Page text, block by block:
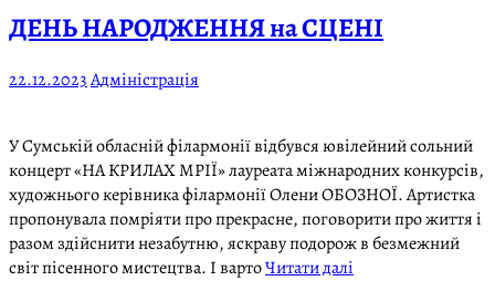
ДЕНЬ НАРОДЖЕННЯ на СЦЕНІ
22.12.2023Адміністрація
У Сумській обласній філармонії відбувся ювілейний сольний
концерт «НА КРИЛАХ МРІЇ» лауреата міжнародних конкурсів,
художнього керівника філармонії Олени ОБОЗНОЇ. Артистка
пропонувала помріяти про прекрасне, поговорити про життя і
разом здійснити незабутню, яскраву подорож в безмежний
світ пісенного мистецтва. І вартоЧитати далі